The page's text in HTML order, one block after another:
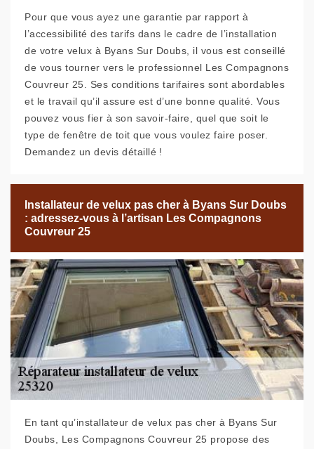
Pour que vous ayez une garantie par rapport à
l’accessibilité des tarifs dans le cadre de l’installation
de votre velux à Byans Sur Doubs, il vous est conseillé
de vous tourner vers le professionnel Les Compagnons
Couvreur 25. Ses conditions tarifaires sont abordables
et le travail qu’il assure est d’une bonne qualité. Vous
pouvez vous fier à son savoir-faire, quel que soit le
type de fenêtre de toit que vous voulez faire poser.
Demandez un devis détaillé !
Installateur de velux pas cher à Byans Sur Doubs
: adressez-vous à l’artisan Les Compagnons
Couvreur 25
En tant qu’installateur de velux pas cher à Byans Sur
Doubs, Les Compagnons Couvreur 25 propose des